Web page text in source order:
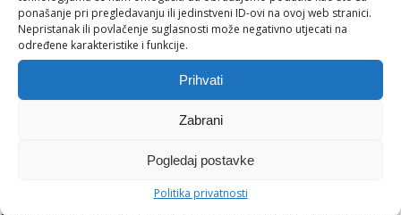
ponašanje pri pregledavanju ili jedinstveni ID-ovi na ovoj web stranici.
Nepristanak ili povlačenje suglasnosti može negativno utjecati na
određene karakteristike i funkcije.
Prihvati
Zabrani
Pogledaj postavke
Politika privatnosti
Ova navika posebno je korisna tijekom poslovnih ručkova,
večernjih druženja i toplih ljetnih dana. Čaša vode između
drugih pića pomaže nam usporiti, osvježiti se i lakše pratiti
koliko smo tekućine unijeli.
Mali podsjetnici koji stvaraju
velike navike